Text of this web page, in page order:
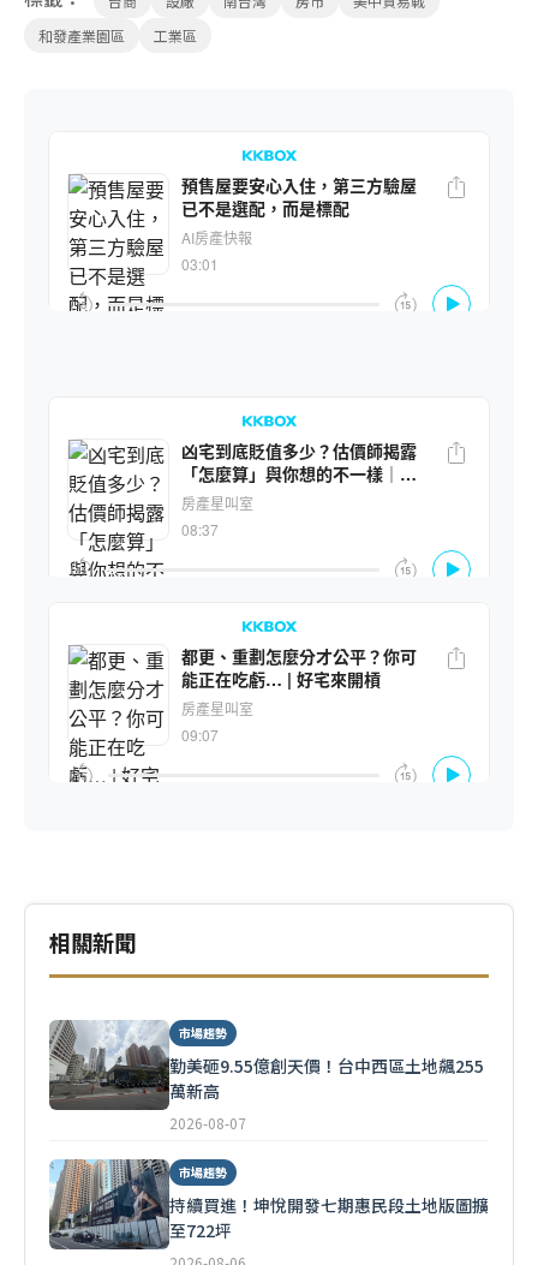
和發產業園區
工業區
相關新聞
市場趨勢
勤美砸9.55億創天價！台中西區土地飆255
萬新高
2026-08-07
市場趨勢
持續買進！坤悅開發七期惠民段土地版圖擴
至722坪